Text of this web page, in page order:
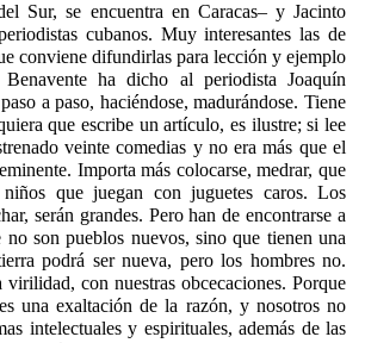
Sur, se encuentra en Caracas– y Jacinto
cubanos. Muy interesantes las de
conviene difundirlas para lección y ejemplo
ha dicho al periodista Joaquín
a paso, haciéndose, madurándose. Tiene
que escribe un artículo, es ilustre; si lee
veinte comedias y no era más que el
Importa más colocarse, medrar, que
que juegan con juguetes caros. Los
serán grandes. Pero han de encontrarse a
son pueblos nuevos, sino que tienen una
podrá ser nueva, pero los hombres no.
con nuestras obcecaciones. Porque
una exaltación de la razón, y nosotros no
intelectuales y espirituales, además de las